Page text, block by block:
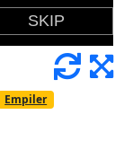
Empiler